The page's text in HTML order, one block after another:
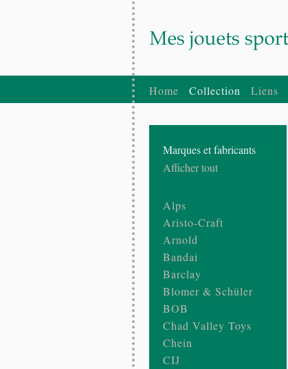
Home Collection Liens
Marques et fabricants
Afficher tout
Alps
Aristo-Craft
Arnold
Bandai
Barclay
Blomer & Schüler
BOB
Chad Valley Toys
Chein
CIJ